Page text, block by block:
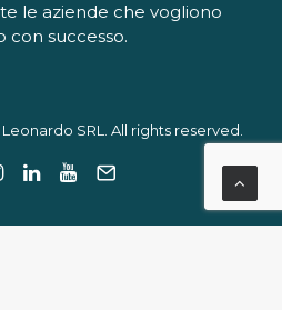
le aziende che vogliono
con successo.
SRL. All rights reserved.